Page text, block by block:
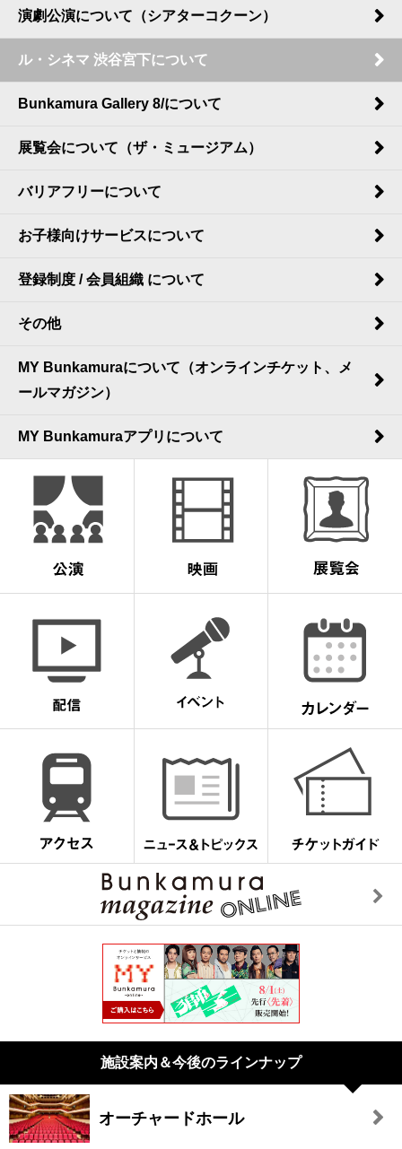
演劇公演について（シアターコクーン）
ル・シネマ 渋谷宮下について
Bunkamura Gallery 8/について
展覧会について（ザ・ミュージアム）
バリアフリーについて
お子様向けサービスについて
登録制度 / 会員組織 について
その他
MY Bunkamuraについて（オンラインチケット、メ
ールマガジン）
MY Bunkamuraアプリについて
施設案内＆今後のラインナップ
オーチャードホール